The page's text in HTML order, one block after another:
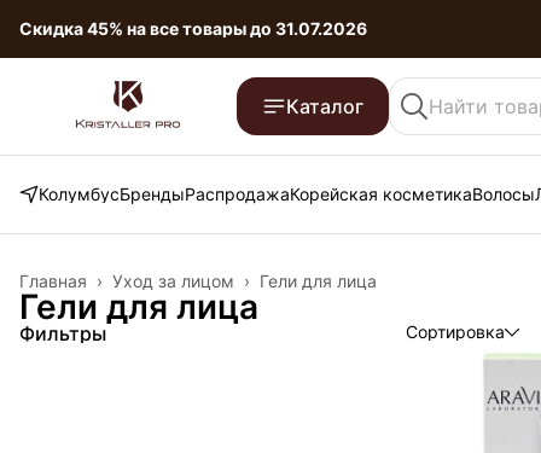
Скидка 45% на все товары до 31.07.2026
Дополнительная скидка от количества! Скидка до 10% при
Каталог
КолумбусБрендыРаспродажаКорейская косметикаВолосы
Гели для лица
Уход за лицом ›
Главная ›
Гели для лица
Фильтры Сортировка